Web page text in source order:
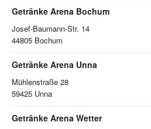
Getränke Arena Bochum
Josef-Baumann-Str. 14
44805 Bochum
Getränke Arena Unna
Mühlenstraße 28
59425 Unna
Getränke Arena Wetter